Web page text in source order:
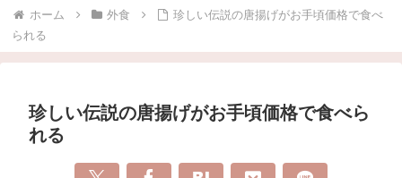
ホーム 外食
珍しい伝説の唐揚げがお手頃価格で食べ
られる
珍しい伝説の唐揚げがお手頃価格で食べら
れる